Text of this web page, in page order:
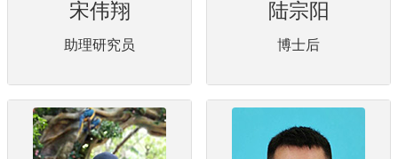
宋伟翔
助理研究员
陆宗阳
博士后